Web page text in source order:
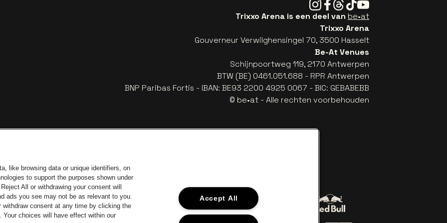
Instagram
Facebook
Threads
TiktokYoutube
Trixxo Arena is een deel van be•at
Trixxo Arena
Gouverneur Verwilghensingel 70, 3500 Hasselt
Be-At Venues
Schijnpoortweg 119, 2170 Antwerpen
BTW (BE) 0461.051.688 - RPR Antwerpen
BNP Paribas Fortis - IBAN: BE93 2200 4925 0067 - BIC: GEBABEBB
© be•at - Alle rechten voorbehouden
de website van EuropcarGa naar de website van Voka Limburg
like browsing data or unique identifiers, on
to support the purposes shown under
All or withdrawing your consent will
ads you see may not be as relevant to you.
consent at any time by clicking the
choices will have effect within our
Accept All